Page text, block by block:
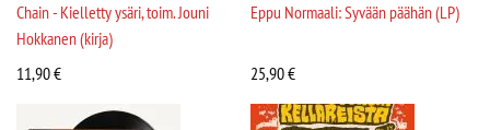
Chain - Kielletty ysäri, toim. Jouni
Hokkanen (kirja)
11,90€
Eppu Normaali: Syvään päähän (LP)
25,90€